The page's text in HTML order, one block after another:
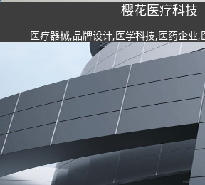
樱花医疗科技
医疗器械,品牌设计,医学科技,医药企业,